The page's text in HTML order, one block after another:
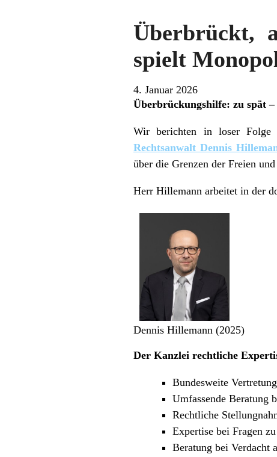
Überbrückt,
spielt
4. Januar 2026
Überbrückungshilfe: zu spät
Wir berichten in loser Folge
Rechtsanwalt Dennis
über die Grenzen der Freien
Herr Hillemann arbeitet in der
Dennis Hillemann (2025)
Der Kanzlei rechtliche
Bundesweite
Umfassende Beratung
Rechtliche
Expertise bei Fragen
Beratung bei Verdacht